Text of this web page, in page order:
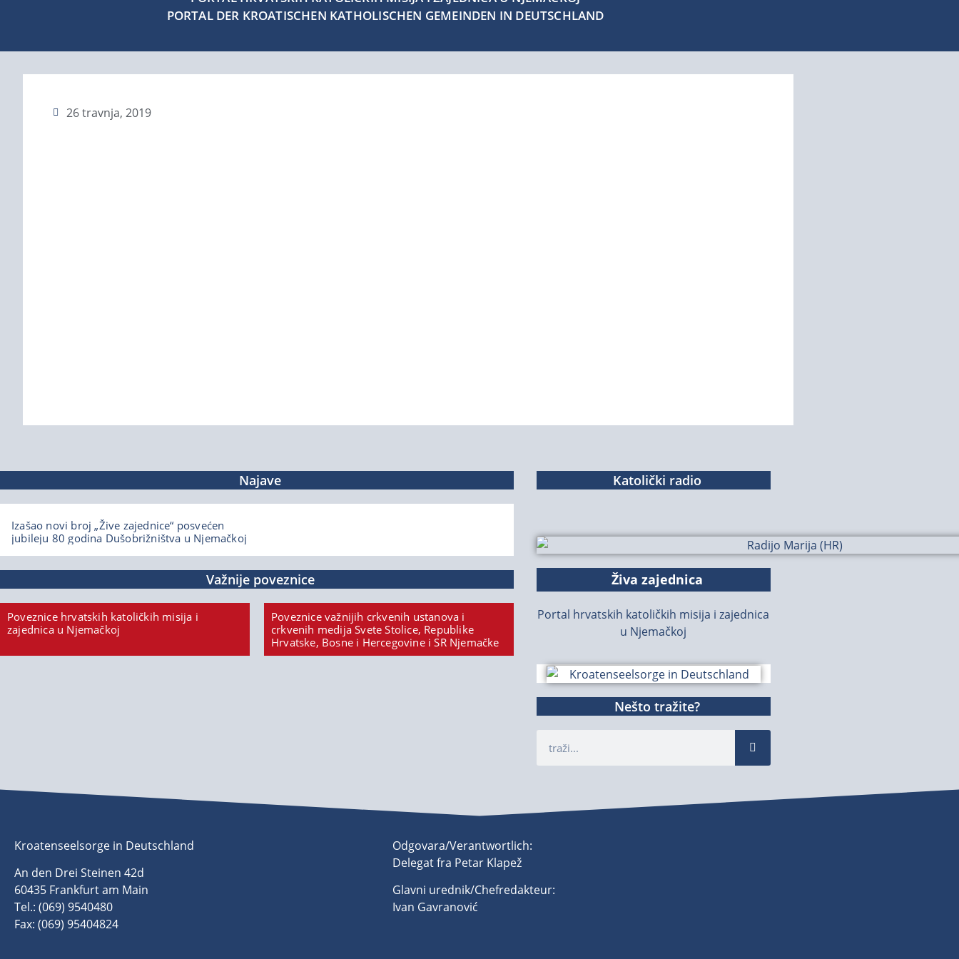
PORTAL DER KROATISCHEN KATHOLISCHEN GEMEINDEN IN DEUTSCHLAND
26 travnja, 2019
Najave
Izašao novi broj „Žive zajednice“ posvećen
jubileju 80 godina Dušobrižništva u Njemačkoj
Važnije poveznice
Poveznice hrvatskih katoličkih misija i
zajednica u Njemačkoj
Poveznice važnijih crkvenih ustanova i
crkvenih medija Svete Stolice, Republike
Hrvatske, Bosne i Hercegovine i SR Njemačke
Katolički radio
Živa zajednica
Portal hrvatskih katoličkih misija i zajednica
u Njemačkoj
Nešto tražite?
Kroatenseelsorge in Deutschland
An den Drei Steinen 42d
60435 Frankfurt am Main
Tel.: (069) 9540480
Fax: (069) 95404824
Odgovara/Verantwortlich:
Delegat fra Petar Klapež
Glavni urednik/Chefredakteur:
Ivan Gavranović